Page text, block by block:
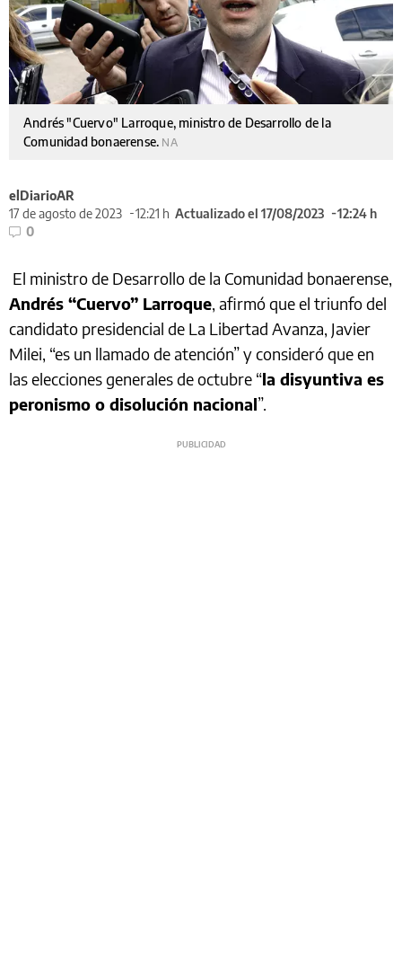
Andrés "Cuervo" Larroque, ministro de Desarrollo de la
Comunidad bonaerense. NA
elDiarioAR
17 de agosto de 2023
12:21 h Actualizado el 17/08/2023
12:24 h
0
El ministro de Desarrollo de la Comunidad bonaerense,
Andrés “Cuervo” Larroque, afirmó que el triunfo del
candidato presidencial de La Libertad Avanza, Javier
Milei, “es un llamado de atención” y consideró que en
las elecciones generales de octubre “la disyuntiva es
peronismo o disolución nacional”.